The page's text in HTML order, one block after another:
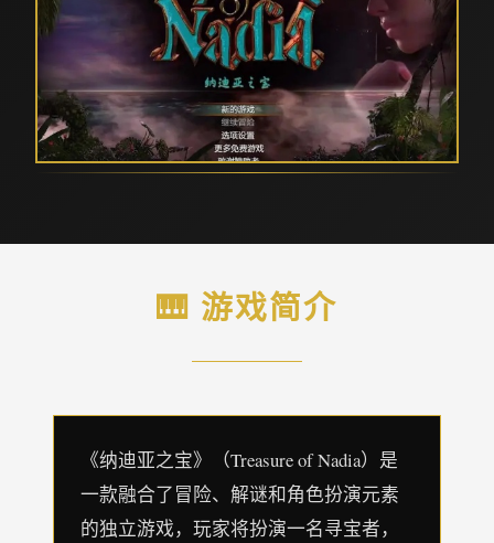
🎹 游戏简介
《纳迪亚之宝》（Treasure of Nadia）是
一款融合了冒险、解谜和角色扮演元素
的独立游戏，玩家将扮演一名寻宝者，